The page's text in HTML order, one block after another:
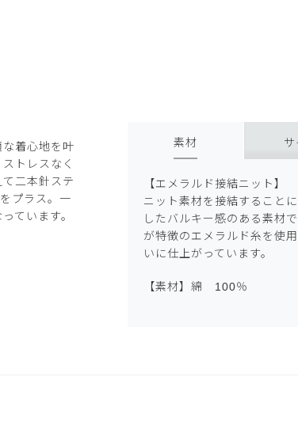
着心地を叶
トレスなく
二本針ステ
プラス。一
ています。
素材 サ
【エメラルド接結ニット】
ニット素材を接結すること
したバルキー感のある素材
が特徴のエメラルド糸を使
いに仕上がっています。
【素材】綿 100％